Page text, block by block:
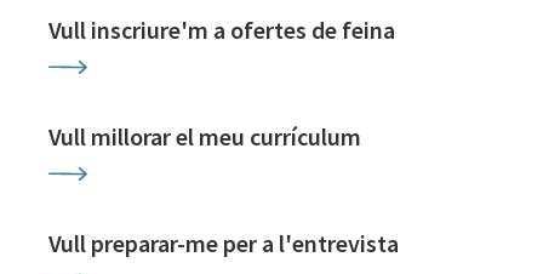
Vull inscriure'm a ofertes de feina
Vull millorar el meu currículum
Vull preparar-me per a l'entrevista